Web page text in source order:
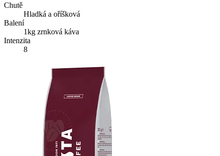
Chutě
Hladká a oříšková
Balení
1kg zrnková káva
Intenzita
8